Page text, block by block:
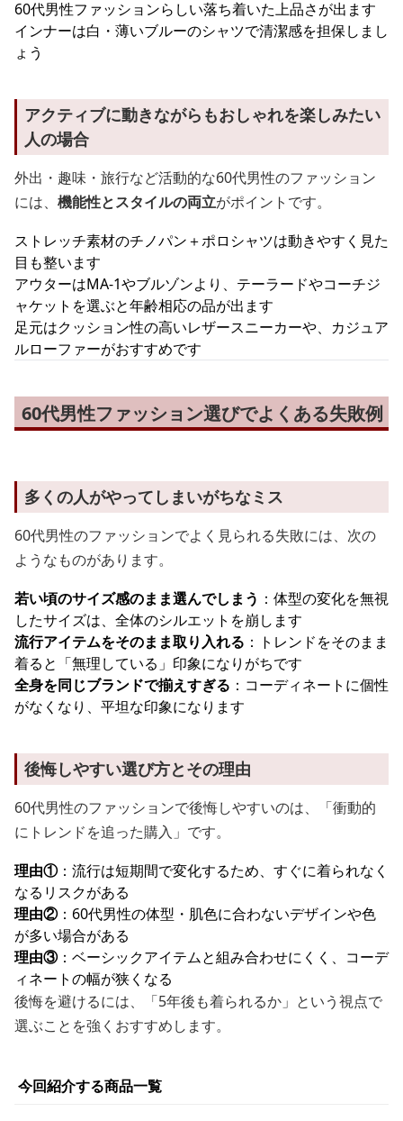
60代男性ファッションらしい落ち着いた上品さが出ます
インナーは白・薄いブルーのシャツで清潔感を担保しまし
ょう
アクティブに動きながらもおしゃれを楽しみたい
人の場合
外出・趣味・旅行など活動的な60代男性のファッション
には、 機能性とスタイルの両立がポイントです。
ストレッチ素材のチノパン＋ポロシャツは動きやすく見た
目も整います
アウターはMA-1やブルゾンより、テーラードやコーチジ
ャケットを選ぶと年齢相応の品が出ます
足元はクッション性の高いレザースニーカーや、カジュア
ルローファーがおすすめです
60代男性ファッション選びでよくある失敗例
多くの人がやってしまいがちなミス
60代男性のファッションでよく見られる失敗には、次の
ようなものがあります。
若い頃のサイズ感のまま選んでしまう ：体型の変化を無視
したサイズは、全体のシルエットを崩します
流行アイテムをそのまま取り入れる ：トレンドをそのまま
着ると「無理している」印象になりがちです
全身を同じブランドで揃えすぎる ：コーディネートに個性
がなくなり、平坦な印象になります
後悔しやすい選び方とその理由
60代男性のファッションで後悔しやすいのは、「衝動的
にトレンドを追った購入」です。
理由①：流行は短期間で変化するため、すぐに着られなく
なるリスクがある
理由②：60代男性の体型・肌色に合わないデザインや色
が多い場合がある
理由③：ベーシックアイテムと組み合わせにくく、コーデ
ィネートの幅が狭くなる
後悔を避けるには、「5年後も着られるか」という視点で
選ぶことを強くおすすめします。
今回紹介する商品一覧